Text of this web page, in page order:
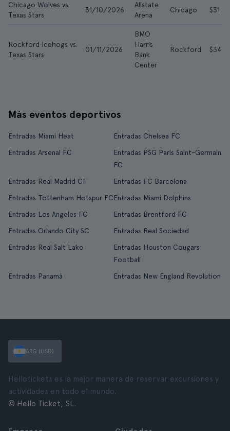
Chicago Wolves vs.
Texas Stars
31/10/2026
Allstate
Arena
Chicago $31
Rockford Icehogs vs.
Texas Stars
01/11/2026
BMO
Harris
Bank
Center
Rockford $34
Más eventos deportivos
Entradas Miami Heat
Entradas Chelsea FC
Entradas Arsenal FC
Entradas PSG Paris Saint-Germain
FC
Entradas Real Madrid CF
Entradas FC Barcelona
Entradas Tottenham Hotspur FCEntradas Miami Dolphins
Entradas Los Angeles FC
Entradas Brentford FC
Entradas Orlando City SC
Entradas Real Sociedad
Entradas Real Salt Lake
Entradas Houston Cougars
Football
Entradas Panamá
Entradas New England Revolution
ARG (USD)
Hellotickets es la mejor manera de reservar excursiones y
actividades en todo el mundo.
© Hello Ticket, SL.